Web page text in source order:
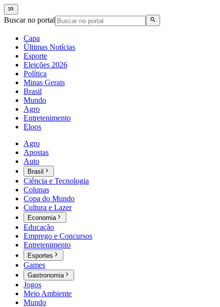
Buscar no portal
Capa
Últimas Notícias
Esporte
Eleições 2026
Política
Minas Gerais
Brasil
Mundo
Agro
Entretenimento
Eloos
Agro
Apostas
Auto
Brasil
Ciência e Tecnologia
Colunas
Copa do Mundo
Cultura e Lazer
Economia
Educação
Emprego e Concursos
Entretenimento
Esportes
Games
Gastronomia
Jogos
Meio Ambiente
Mundo